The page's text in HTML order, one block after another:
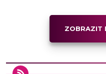
ZOBRAZIT